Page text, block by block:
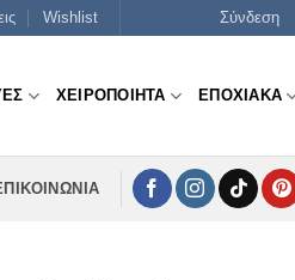
Wishlist Σύνδεση
ΧΕΙΡΟΠΟΙΗΤΑ ΕΠΟΧΙΑΚΑ